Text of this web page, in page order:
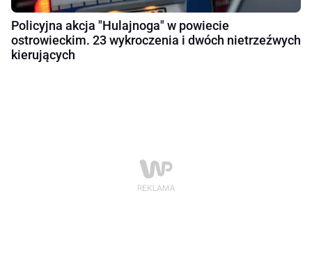
Policyjna akcja "Hulajnoga" w powiecie
ostrowieckim. 23 wykroczenia i dwóch nietrzeźwych
kierujących